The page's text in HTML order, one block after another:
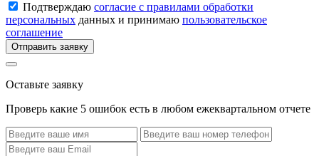
Подтверждаю согласие с правилами обработки
персональных данных и принимаю пользовательское
соглашение
Отправить заявку
Оставьте заявку
Проверь какие 5 ошибок есть в любом ежеквартальном отчете